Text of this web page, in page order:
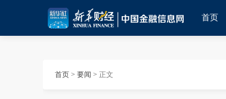
首页
首页 > 要闻 > 正文